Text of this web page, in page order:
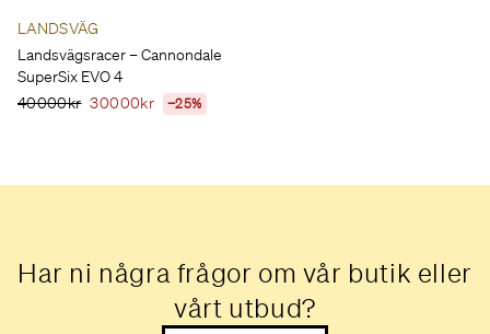
LANDSVÄG
Landsvägsracer – Cannondale
SuperSix EVO 4
40000kr 30000kr −25%
Har ni några frågor om vår butik eller
vårt utbud?